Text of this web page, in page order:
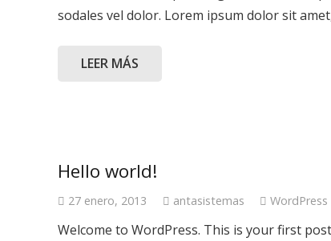
sodales vel dolor. Lorem ipsum dolor sit
LEER MÁS
Hello world!
27 enero, 2013 antasistemas WordPress
Welcome to WordPress. This is your first